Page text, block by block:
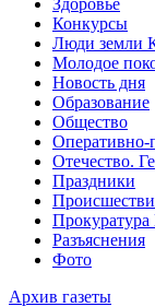
Конкурсы
Люди земли
Молодое
Новость дня
Образование
Общество
Оперативно-
Отечество.
Праздники
Разъяснения
Фото
Архив газеты